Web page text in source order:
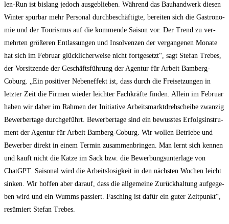
len-Run ist bis­lang jedoch aus­ge­blie­ben. Wäh­rend das Bau­hand­werk die­sen
Win­ter spür­bar mehr Per­so­nal durch­be­schäf­tig­te, berei­ten sich die Gas­tro­no­
mie und der Tou­ris­mus auf die kom­men­de Sai­son vor. Der Trend zu ver­
mehr­ten grö­ße­ren Ent­las­sun­gen und Insol­ven­zen der ver­gan­ge­nen Mona­te
hat sich im Febru­ar glück­li­cher­wei­se nicht fort­ge­setzt“, sagt Ste­fan Tre­bes,
der Vor­sit­zen­de der Geschäfts­füh­rung der Agen­tur für Arbeit Bam­berg-
Coburg. „Ein posi­ti­ver Neben­ef­fekt ist, dass durch die Frei­set­zun­gen in
letz­ter Zeit die Fir­men wie­der leich­ter Fach­kräf­te fin­den. Allein im Febru­ar
haben wir daher im Rah­men der Initia­ti­ve Arbeits­markt­dreh­schei­be zwan­zig
Bewer­ber­ta­ge durch­ge­führt. Bewer­ber­ta­ge sind ein bewuss­tes Erfolgs­in­stru­
ment der Agen­tur für Arbeit Bam­berg-Coburg. Wir wol­len Betrie­be und
Bewer­ber direkt in einem Ter­min zusam­men­brin­gen. Man lernt sich ken­nen
und kauft nicht die Kat­ze im Sack bzw. die Bewer­bungs­un­ter­la­ge von
ChatGPT. Sai­so­nal wird die Arbeits­lo­sig­keit in den nächs­ten Wochen leicht
sin­ken. Wir hof­fen aber dar­auf, dass die all­ge­mei­ne Zurück­hal­tung auf­ge­ge­
ben wird und ein Wumms pas­siert. Fasching ist dafür ein guter Zeit­punkt“,
resü­miert Ste­fan Trebes.